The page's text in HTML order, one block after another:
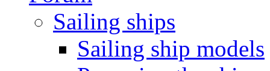
Sailing ships
Sailing ship models